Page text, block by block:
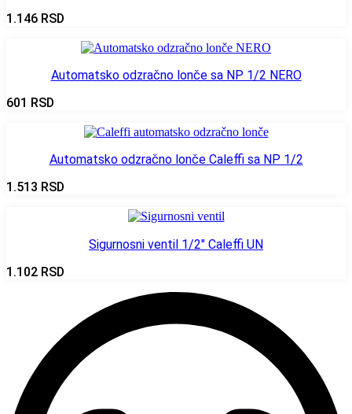
1.146 RSD
Automatsko odzračno lonče sa NP 1/2 NERO
601 RSD
Automatsko odzračno lonče Caleffi sa NP 1/2
1.513 RSD
Sigurnosni ventil 1/2″ Caleffi UN
1.102 RSD